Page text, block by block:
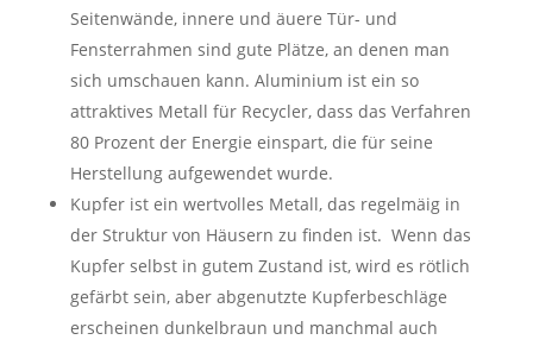
Seitenwände, innere und äuere Tür- und
Fensterrahmen sind gute Plätze, an denen man
sich umschauen kann. Aluminium ist ein so
attraktives Metall für Recycler, dass das Verfahren
80 Prozent der Energie einspart, die für seine
Herstellung aufgewendet wurde.
Kupfer ist ein wertvolles Metall, das regelmäig in
der Struktur von Häusern zu finden ist. Wenn das
Kupfer selbst in gutem Zustand ist, wird es rötlich
gefärbt sein, aber abgenutzte Kupferbeschläge
erscheinen dunkelbraun und manchmal auch